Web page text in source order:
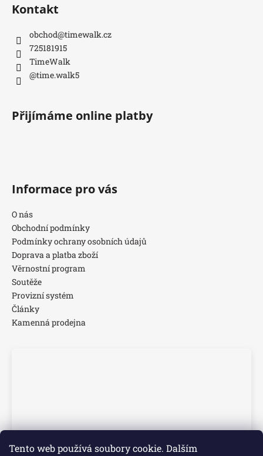
Tento web používá soubory cookie. Dalším
Kontakt
obchod@timewalk.cz
725181915
TimeWalk
@time.walk5
Přijímáme online platby
Informace pro vás
O nás
Obchodní podmínky
Podmínky ochrany osobních údajů
Doprava a platba zboží
Věrnostní program
Soutěže
Provizní systém
Články
Kamenná prodejna